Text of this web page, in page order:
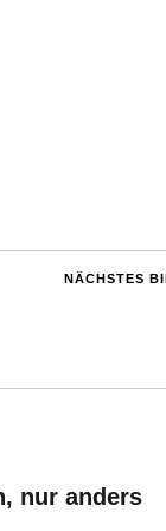
NÄCHSTES
nur anders